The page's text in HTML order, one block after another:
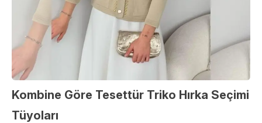
Kombine Göre Tesettür Triko Hırka Seçimi
Tüyoları